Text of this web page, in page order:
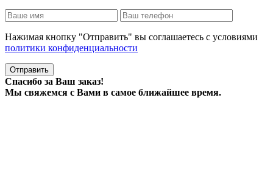
Нажимая кнопку "Отправить" вы соглашаетесь с условиями
политики конфиденциальности
Отправить
Спасибо за Ваш заказ!
Мы свяжемся с Вами в самое ближайшее время.